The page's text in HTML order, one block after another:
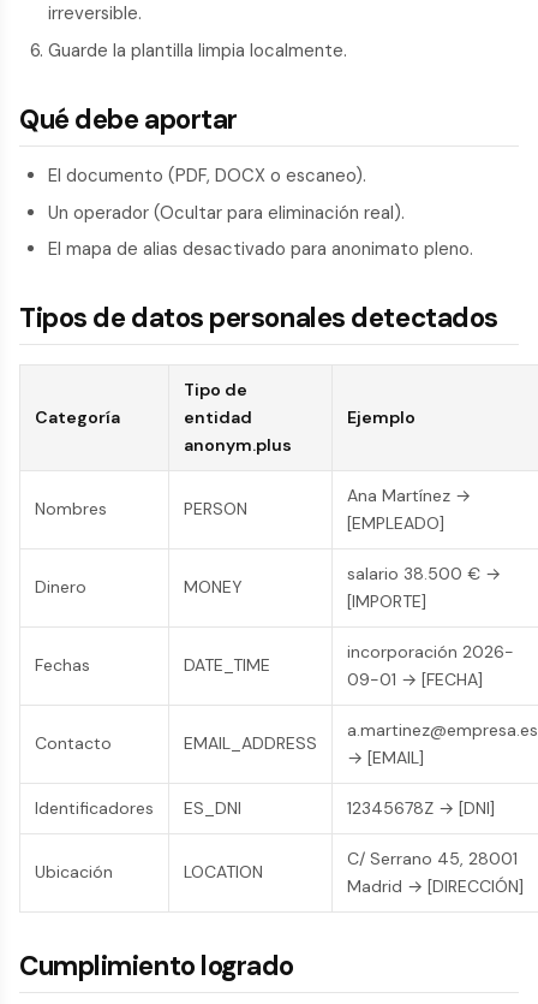
irreversible.
Guarde la plantilla limpia localmente.
Qué debe aportar
El documento (PDF, DOCX o escaneo).
Un operador (Ocultar para eliminación real).
El mapa de alias desactivado para anonimato pleno.
Tipos de datos personales detectados
Categoría
Tipo de
entidad
anonym.plus
Ejemplo
Nombres PERSON
Ana Martínez →
[EMPLEADO]
Dinero MONEY
salario 38.500 € →
[IMPORTE]
Fechas DATE_TIME
incorporación 2026-
09-01 → [FECHA]
Contacto EMAIL_ADDRESS
a.martinez@empresa.es
→ [EMAIL]
Identificadores ES_DNI 12345678Z → [DNI]
Ubicación LOCATION
C/ Serrano 45, 28001
Madrid → [DIRECCIÓN]
Cumplimiento logrado